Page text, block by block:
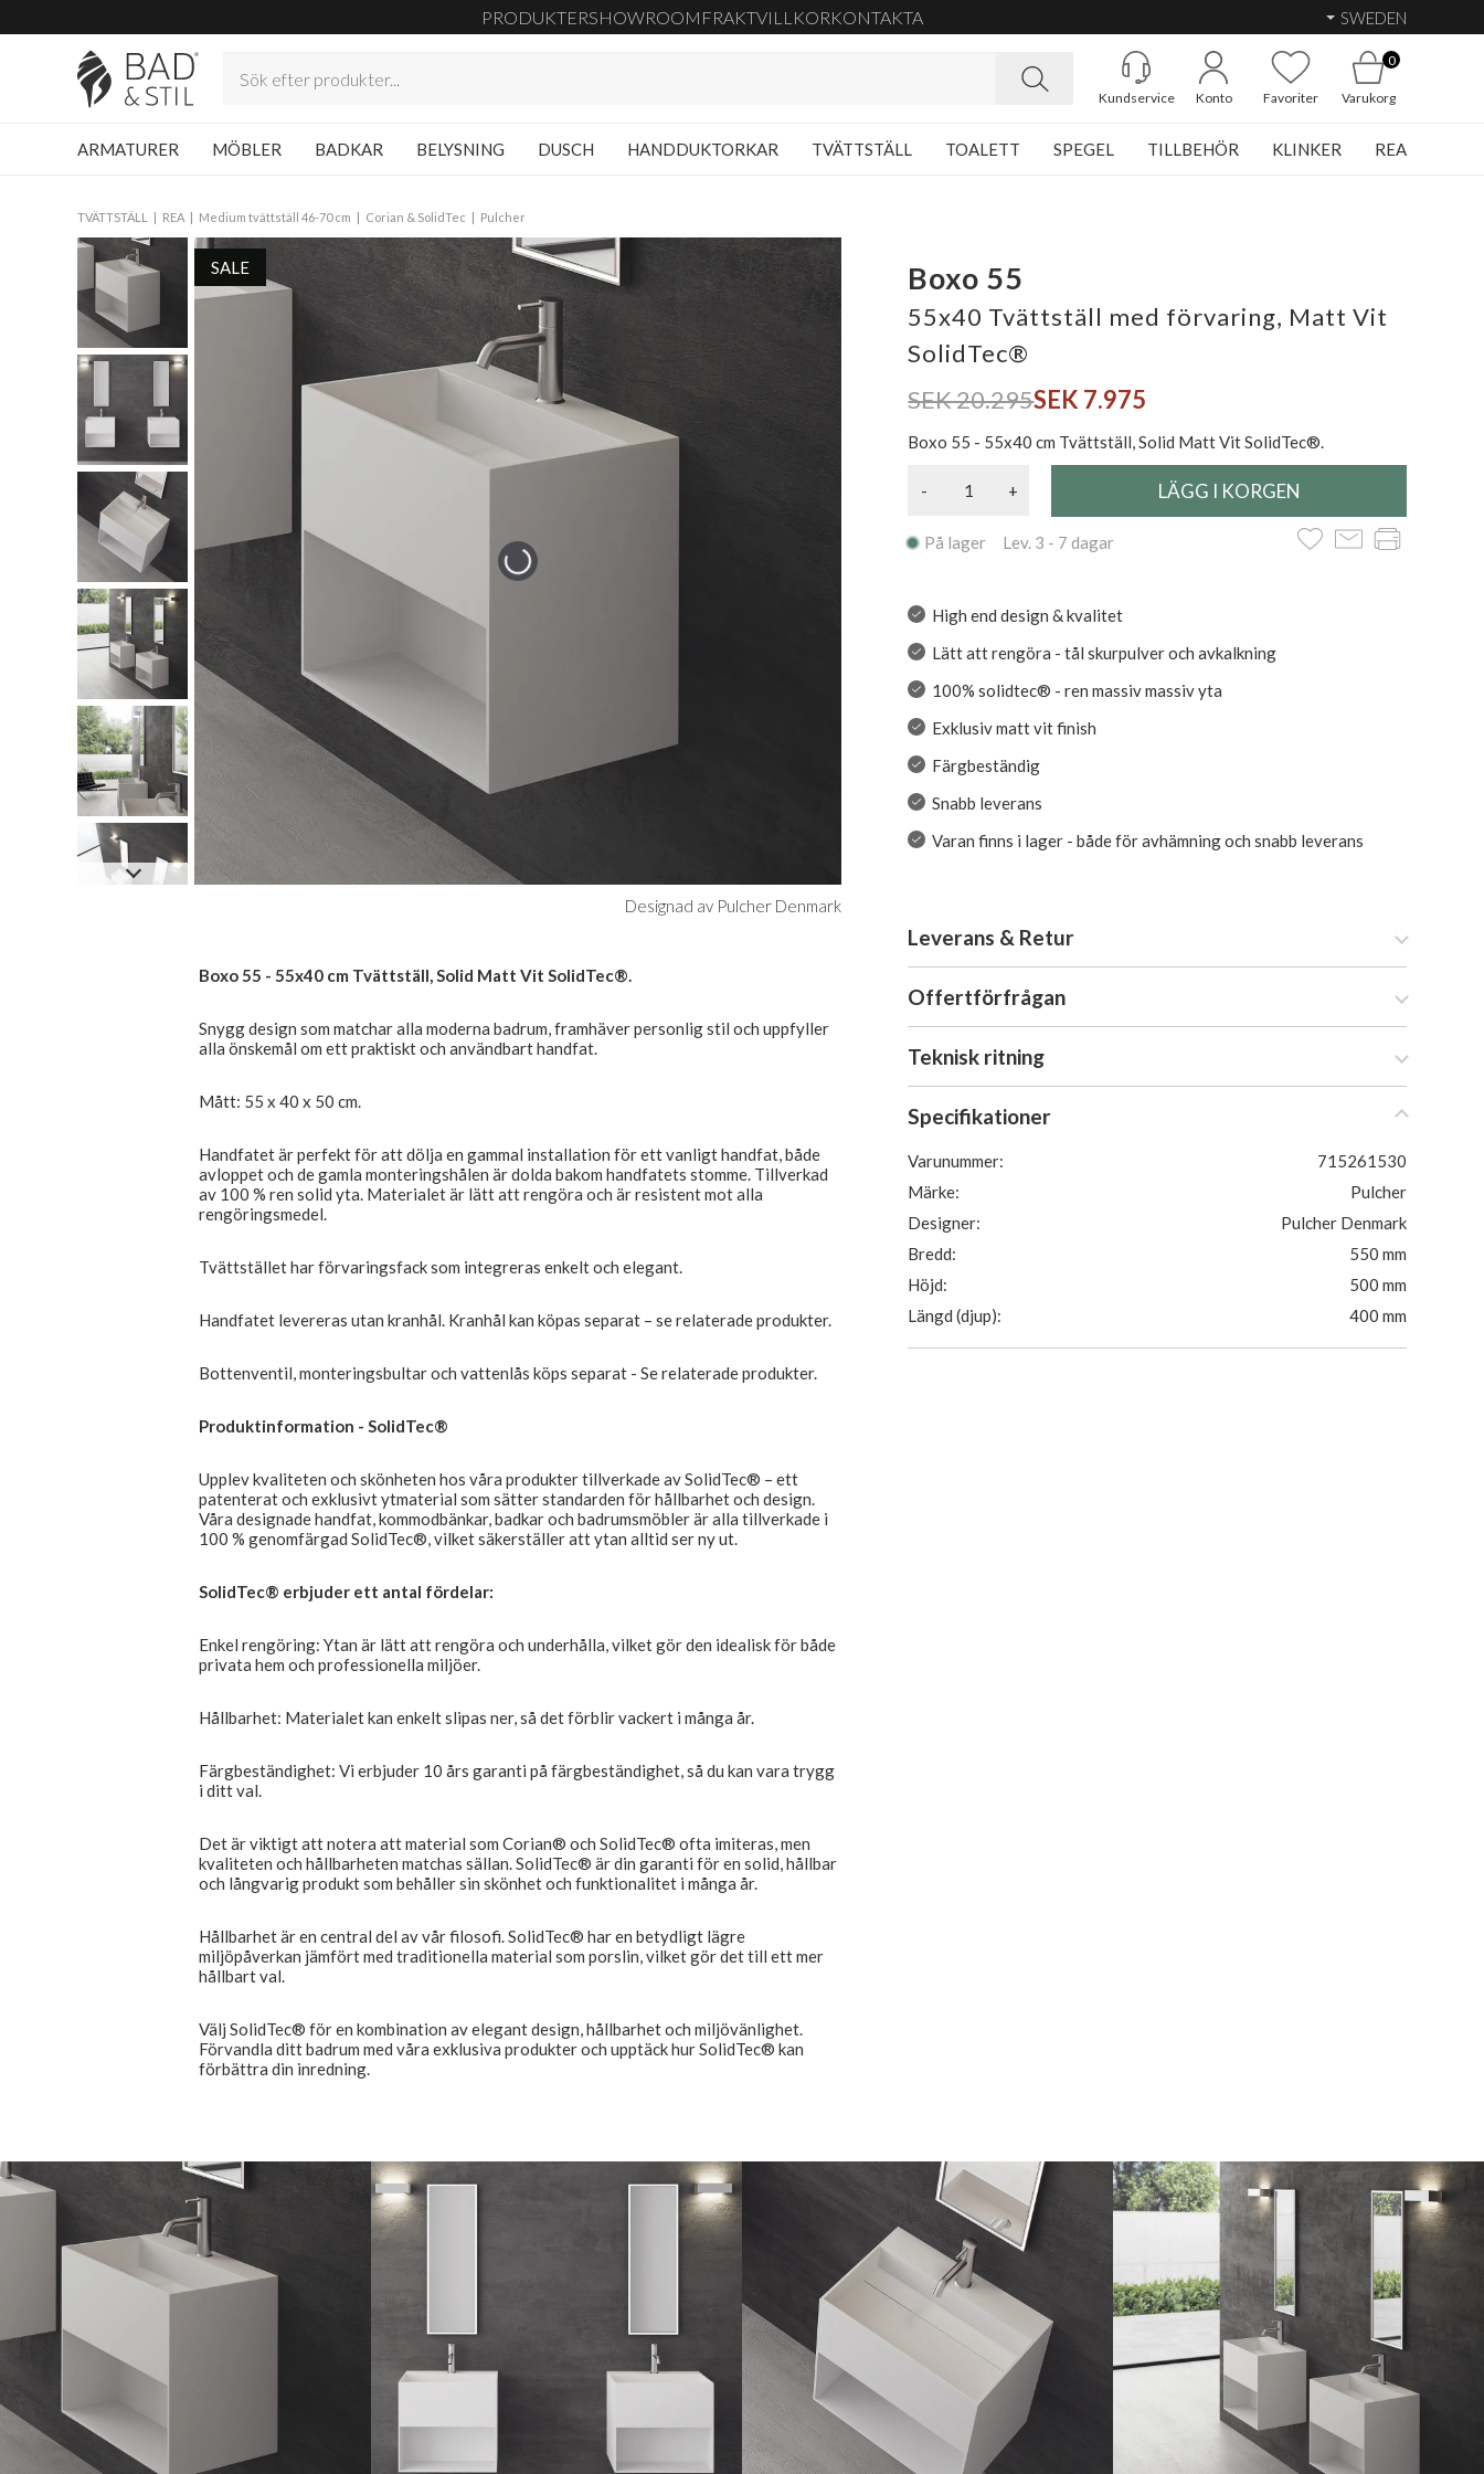
PRODUKTERSHOWROOM FRAKTVILLKORKONTAKTA SWEDEN
Kundservice Konto Favoriter
0
Varukorg
ARMATURER MÖBLER BADKAR BELYSNING DUSCH HANDDUKTORKAR TVÄTTSTÄLL TOALETT SPEGEL TILLBEHÖR KLINKER REA
TVÄTTSTÄLL REA Medium tvättställ 46-70 cm Corian & SolidTec Pulcher
SALE
Designad av Pulcher Denmark
Boxo 55 - 55x40 cm Tvättställ, Solid Matt Vit SolidTec®.
Snygg design som matchar alla moderna badrum, framhäver personlig stil och uppfyller
alla önskemål om ett praktiskt och användbart handfat.
Mått: 55 x 40 x 50 cm.
Handfatet är perfekt för att dölja en gammal installation för ett vanligt handfat, både
avloppet och de gamla monteringshålen är dolda bakom handfatets stomme. Tillverkad
av 100 % ren solid yta. Materialet är lätt att rengöra och är resistent mot alla
rengöringsmedel.
Tvättstället har förvaringsfack som integreras enkelt och elegant.
Handfatet levereras utan kranhål. Kranhål kan köpas separat – se relaterade produkter.
Bottenventil, monteringsbultar och vattenlås köps separat - Se relaterade produkter.
Produktinformation - SolidTec®
Upplev kvaliteten och skönheten hos våra produkter tillverkade av SolidTec® – ett
patenterat och exklusivt ytmaterial som sätter standarden för hållbarhet och design.
Våra designade handfat, kommodbänkar, badkar och badrumsmöbler är alla tillverkade i
100 % genomfärgad SolidTec®, vilket säkerställer att ytan alltid ser ny ut.
SolidTec® erbjuder ett antal fördelar:
Enkel rengöring: Ytan är lätt att rengöra och underhålla, vilket gör den idealisk för både
privata hem och professionella miljöer.
Hållbarhet: Materialet kan enkelt slipas ner, så det förblir vackert i många år.
Färgbeständighet: Vi erbjuder 10 års garanti på färgbeständighet, så du kan vara trygg
i ditt val.
Det är viktigt att notera att material som Corian® och SolidTec® ofta imiteras, men
kvaliteten och hållbarheten matchas sällan. SolidTec® är din garanti för en solid, hållbar
och långvarig produkt som behåller sin skönhet och funktionalitet i många år.
Hållbarhet är en central del av vår filosofi. SolidTec® har en betydligt lägre
miljöpåverkan jämfört med traditionella material som porslin, vilket gör det till ett mer
hållbart val.
Välj SolidTec® för en kombination av elegant design, hållbarhet och miljövänlighet.
Förvandla ditt badrum med våra exklusiva produkter och upptäck hur SolidTec® kan
förbättra din inredning.
Boxo 55
55x40 Tvättställ med förvaring, Matt Vit
SolidTec®
SEK 20.295SEK 7.975
Boxo 55 - 55x40 cm Tvättställ, Solid Matt Vit SolidTec®.
- +
På lager Lev. 3 - 7 dagar
High end design & kvalitet
Lätt att rengöra - tål skurpulver och avkalkning
100% solidtec® - ren massiv massiv yta
Exklusiv matt vit finish
Färgbeständig
Snabb leverans
Varan finns i lager - både för avhämning och snabb leverans
Leverans & Retur
Offertförfrågan
Teknisk ritning
Specifikationer
Varunummer:
715261530
Märke:
Pulcher
Designer:
Pulcher Denmark
Bredd:
550 mm
Höjd:
500 mm
Längd (djup):
400 mm